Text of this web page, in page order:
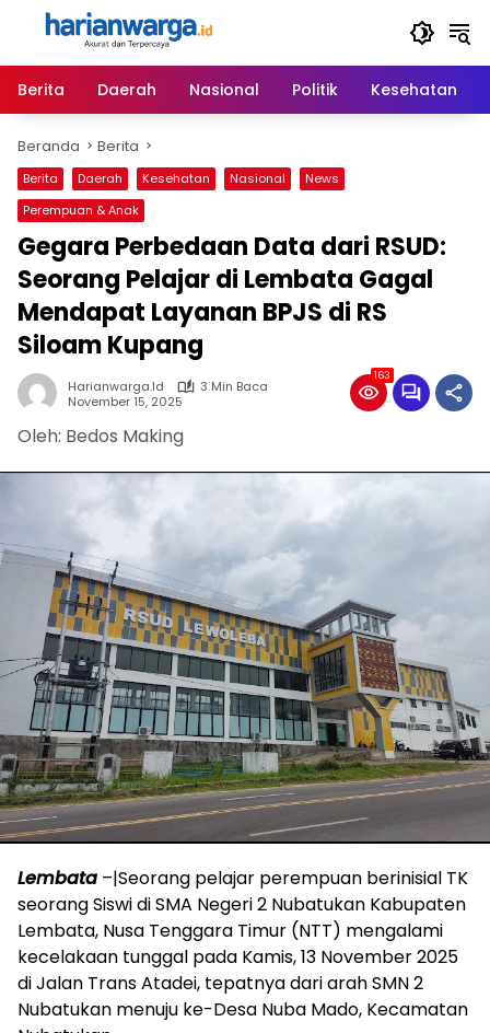
Langsung
Berita
Daerah Nasional Politik Kesehatan
Beranda Berita
Berita Daerah Kesehatan Nasional
News
Perempuan & Anak
Gegara Perbedaan Data dari RSUD:
Seorang Pelajar di Lembata Gagal
Mendapat Layanan BPJS di RS
Siloam Kupang
Harianwarga.id
3 Min Baca
November 15, 2025
163
Oleh: Bedos Making
Lembata –|Seorang pelajar perempuan berinisial TK
seorang Siswi di SMA Negeri 2 Nubatukan Kabupaten
Lembata, Nusa Tenggara Timur (NTT) mengalami
kecelakaan tunggal pada Kamis, 13 November 2025
di Jalan Trans Atadei, tepatnya dari arah SMN 2
Nubatukan menuju ke-Desa Nuba Mado, Kecamatan